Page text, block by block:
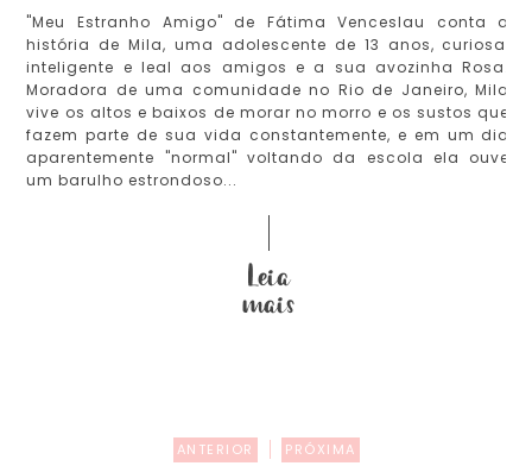
"Meu Estranho Amigo" de Fátima Venceslau conta a
história de Mila, uma adolescente de 13 anos, curiosa,
inteligente e leal aos amigos e a sua avozinha Rosa.
Moradora de uma comunidade no Rio de Janeiro, Mila
vive os altos e baixos de morar no morro e os sustos que
fazem parte de sua vida constantemente, e em um dia
aparentemente "normal" voltando da escola ela ouve
um barulho estrondoso...
ANTERIOR PRÓXIMA